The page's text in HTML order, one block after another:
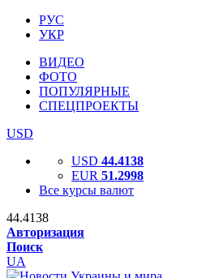
РУС
УКР
ВИДЕО
ФОТО
ПОПУЛЯРНЫЕ
СПЕЦПРОЕКТЫ
USD
USD 44.4138
EUR 51.2998
Все курсы валют
44.4138
Авторизация
Поиск
UA